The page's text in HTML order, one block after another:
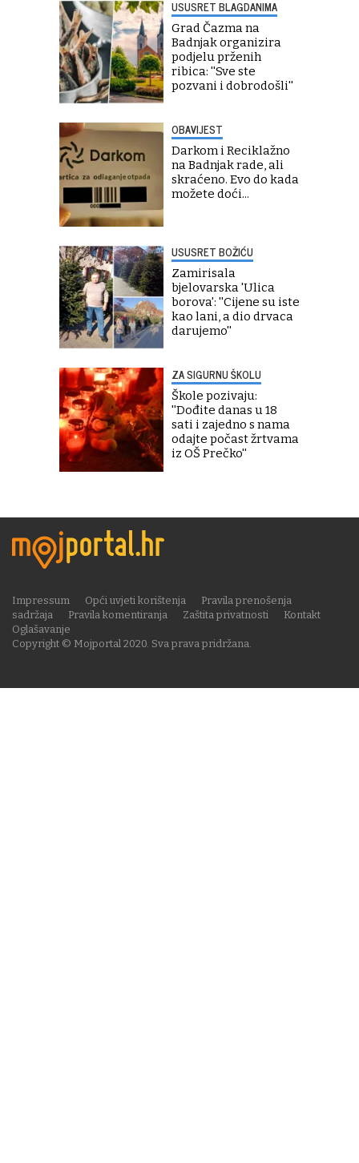
USUSRET BLAGDANIMA
Grad Čazma na
Badnjak organizira
podjelu prženih
ribica: ''Sve ste
pozvani i dobrodošli''
OBAVIJEST
Darkom i Reciklažno
na Badnjak rade, ali
skraćeno. Evo do kada
možete doći...
USUSRET BOŽIĆU
Zamirisala
bjelovarska 'Ulica
borova': ''Cijene su iste
kao lani, a dio drvaca
darujemo''
ZA SIGURNU ŠKOLU
Škole pozivaju:
''Dođite danas u 18
sati i zajedno s nama
odajte počast žrtvama
iz OŠ Prečko''
Copyright © Mojportal 2020. Sva prava pridržana.
Impressum Opći uvjeti korištenja
Pravila prenošenja
sadržaja
Pravila komentiranja Zaštita privatnosti
Kontakt
Oglašavanje